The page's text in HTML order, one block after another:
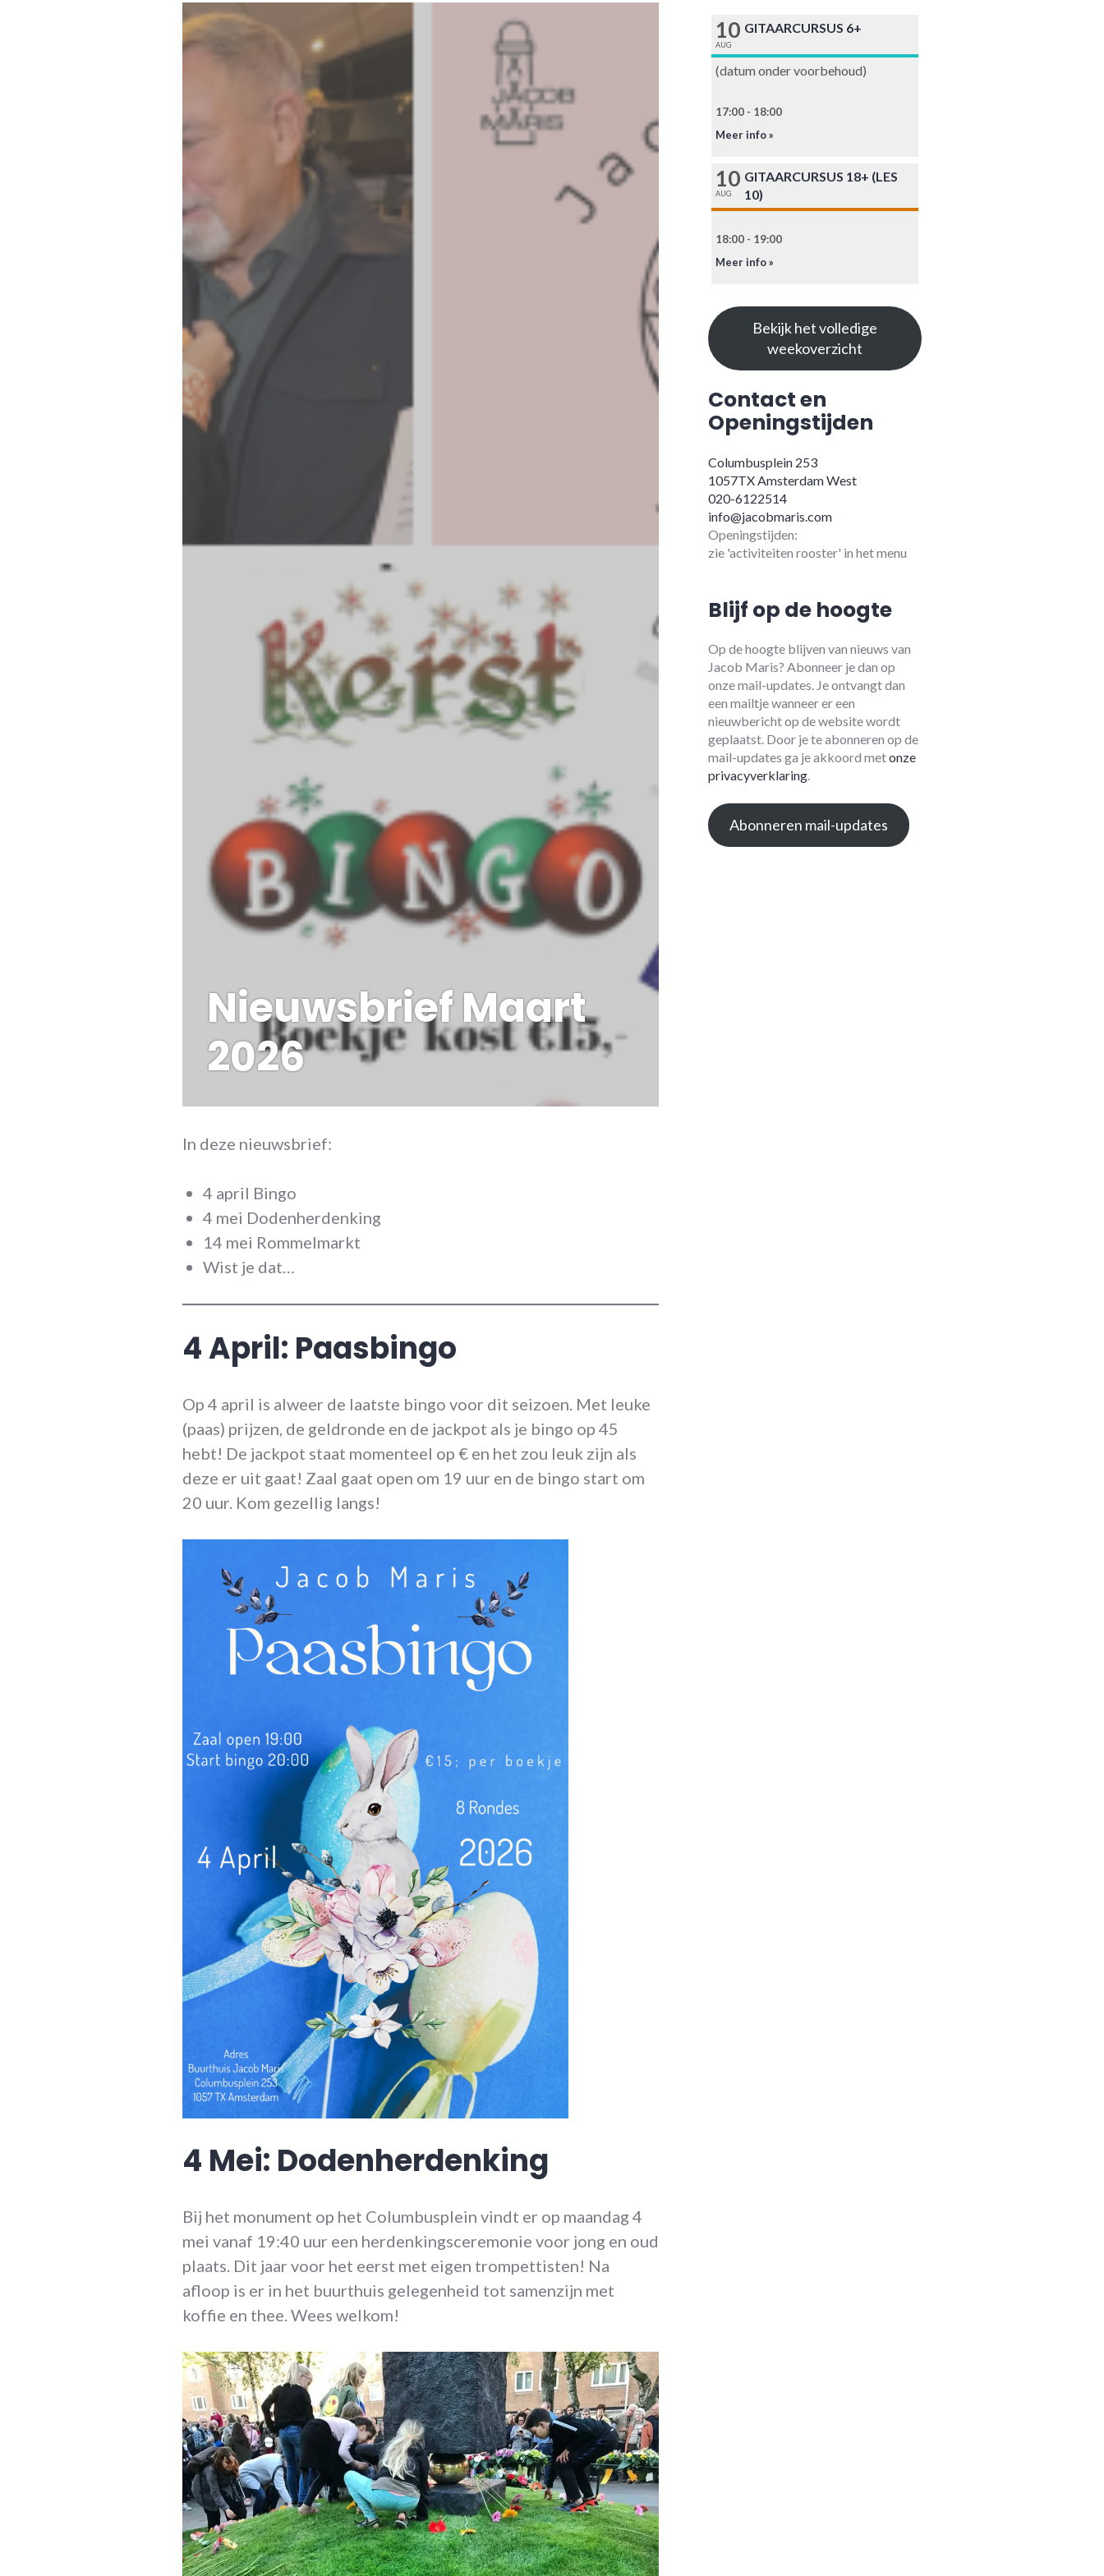
Nieuwsbrief Maart
2026
In deze nieuwsbrief:
4 april Bingo
4 mei Dodenherdenking
14 mei Rommelmarkt
Wist je dat…
4 April: Paasbingo
Op 4 april is alweer de laatste bingo voor dit seizoen. Met leuke
(paas) prijzen, de geldronde en de jackpot als je bingo op 45
hebt! De jackpot staat momenteel op € en het zou leuk zijn als
deze er uit gaat! Zaal gaat open om 19 uur en de bingo start om
20 uur. Kom gezellig langs!
4 Mei: Dodenherdenking
Bij het monument op het Columbusplein vindt er op maandag 4
mei vanaf 19:40 uur een herdenkingsceremonie voor jong en oud
plaats. Dit jaar voor het eerst met eigen trompettisten! Na
afloop is er in het buurthuis gelegenheid tot samenzijn met
koffie en thee. Wees welkom!
10
AUG
GITAARCURSUS 6+
(datum onder voorbehoud)
17:00 - 18:00
Meer info »
10
AUG
GITAARCURSUS 18+ (LES
10)
18:00 - 19:00
Meer info »
Bekijk het volledige
weekoverzicht
Contact en
Openingstijden
Columbusplein 253
1057TX Amsterdam West
020-6122514
info@jacobmaris.com
Openingstijden:
zie 'activiteiten rooster' in het menu
Blijf op de hoogte
Op de hoogte blijven van nieuws van
Jacob Maris? Abonneer je dan op
onze mail-updates. Je ontvangt dan
een mailtje wanneer er een
nieuwbericht op de website wordt
geplaatst. Door je te abonneren op de
mail-updates ga je akkoord metonze
privacyverklaring.
Abonneren mail-updates